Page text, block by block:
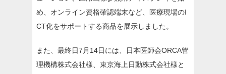
め、オンライン資格確認端末など、医療現場のI
CT化をサポートする商品を展示しました。
また、最終日7月14日には、日本医師会ORCA管
理機構株式会社様、東京海上日動株式会社様と